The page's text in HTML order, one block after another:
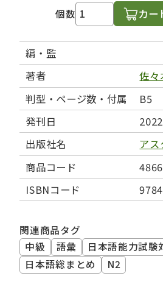
個数
カー
編・監
著者
佐
判型・ページ数・付属
B5
発刊日
出版社名
アス
商品コード
ISBNコード
関連商品タグ
中級
語彙
日本語能力試験
日本語総まとめ
N2